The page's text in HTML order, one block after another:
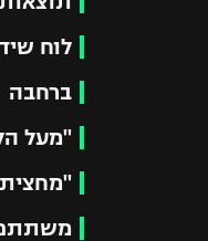
לוח
ברחבה
"מעל